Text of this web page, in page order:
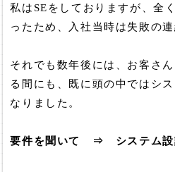
私はSEをしておりますが、全
ったため、入社当時は失敗の連
それでも数年後には、お客さ
る間にも、既に頭の中ではシ
なりました。
要件を聞いて ⇒ システム設